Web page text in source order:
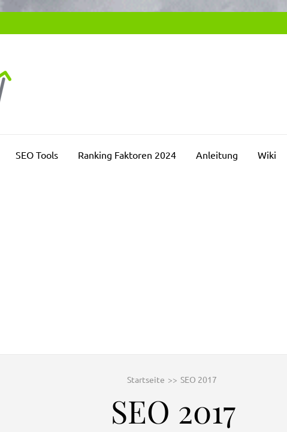
SEO Tools Ranking Faktoren 2024 Anleitung Wiki
Startseite >> SEO 2017
SEO 2017